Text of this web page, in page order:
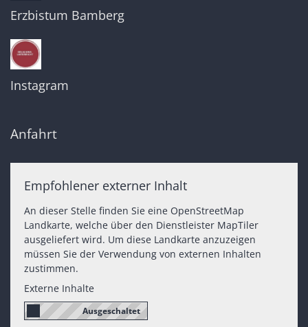
Erzbistum Bamberg
Instagram
Anfahrt
Empfohlener externer Inhalt
An dieser Stelle finden Sie eine OpenStreetMap
Landkarte, welche über den Dienstleister MapTiler
ausgeliefert wird. Um diese Landkarte anzuzeigen
müssen Sie der Verwendung von externen Inhalten
zustimmen.
Externe Inhalte